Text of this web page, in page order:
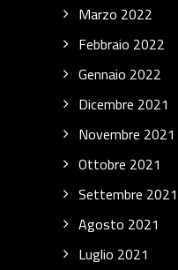
Marzo 2022
Febbraio 2022
Gennaio 2022
Dicembre 2021
Novembre 2021
Ottobre 2021
Settembre 2021
Agosto 2021
Luglio 2021